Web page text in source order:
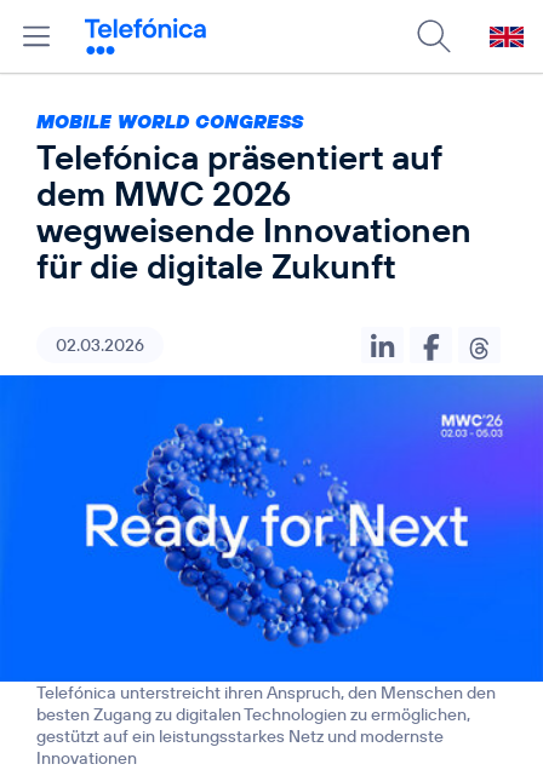
MOBILE WORLD CONGRESS
Telefónica präsentiert auf
dem MWC 2026
wegweisende Innovationen
für die digitale Zukunft
02.03.2026
Telefónica unterstreicht ihren Anspruch, den Menschen den
besten Zugang zu digitalen Technologien zu ermöglichen,
gestützt auf ein leistungsstarkes Netz und modernste
Innovationen